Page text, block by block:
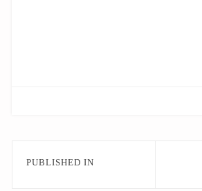
文
PUBLISHED IN